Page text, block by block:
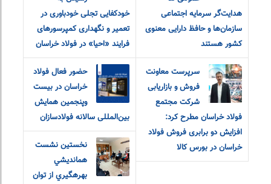
هدایت‌گر سرمایه اجتماعی
سازمان‌ها و حافظ دارایی معنوی
کشور هستند
خودکفایی تجلی خودباوری در
تعمیر و نگهداری کمپرسورهای
فرایند «احیا» در فولاد خراسان
سرپرست معاونت
فروش و بازاریابی
شرکت مجتمع
فولاد خراسان مطرح کرد:
افزایش دو برابری فروش فولاد
خراسان در بورس کالا
حضور فعال فولاد
خراسان در بیست
و‌پنجمین همایش
بین‌المللی سالانه فولادسازان
نخستين نشست
همانديشي
بهرهگيري از توان